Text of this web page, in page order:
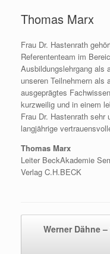
Thomas Marx
Frau Dr. Hastenrath
Referententeam im
Ausbildungslehrgang als
unseren Teilnehmern als
ausgeprägtes
kurzweilig und in einem
Frau Dr. Hastenrath sehr
langjährige
Thomas Marx
Leiter BeckAkademie
Verlag C.H.BECK
Werner Dähne